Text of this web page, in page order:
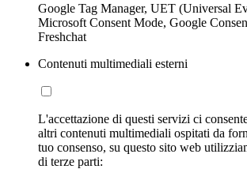
Google Tag Manager, UET (Universal
Microsoft Consent Mode, Google
Freshchat
Contenuti multimediali esterni
L'accettazione di questi servizi ci
altri contenuti multimediali ospitati da
tuo consenso, su questo sito web
di terze parti: